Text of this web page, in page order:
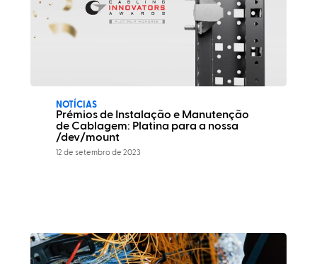
NOTÍCIAS
Prémios de Instalação e Manutenção
de Cablagem: Platina para a nossa
/dev/mount
12 de setembro de 2023